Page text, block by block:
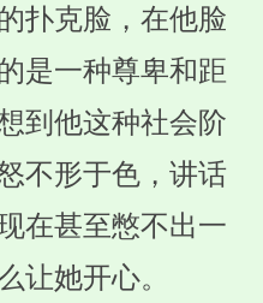
扑克脸，在他脸
是一种尊卑和距
到他这种社会阶
不形于色，讲话
在甚至憋不出一
让她开心。